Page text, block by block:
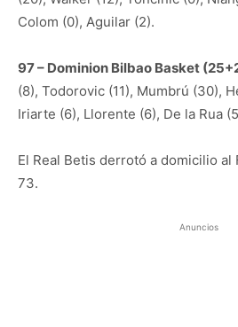
Colom (0), Aguilar (2).
97 – Dominion Bilbao Basket
(8), Todorovic (11), Mumbrú (30),
Iriarte (6), Llorente (6), De la Rua
El Real Betis derrotó a domicilio al
73.
Anuncios